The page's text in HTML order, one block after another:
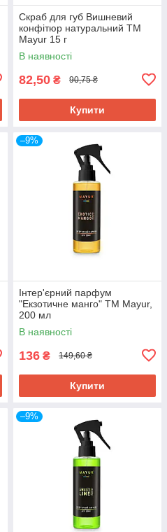
Скраб для губ Вишневий
конфітюр натуральний ТМ
Mayur 15 г
В наявності
82,50 ₴ 90,75 ₴
Купити
–9%
Інтер'єрний парфум
"Екзотичне манго" ТМ Mayur,
200 мл
В наявності
136 ₴ 149,60 ₴
Купити
–9%